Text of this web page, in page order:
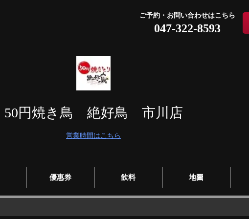
ご予約・お問い合わせはこちら
047-322-8593
50円焼き鳥 絶好鳥 市川店
営業時間はこちら
優惠券 飲料 地圖